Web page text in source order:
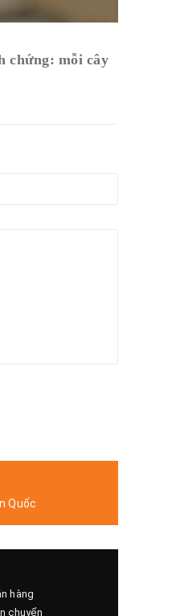
chứng: mỗi cây
Quốc
hàng
chuyển